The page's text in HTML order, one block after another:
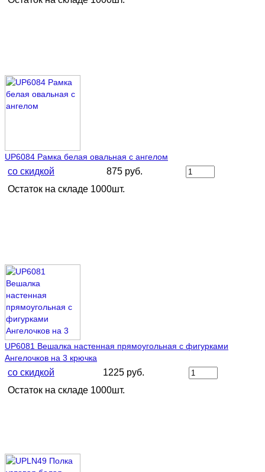
UP6084 Рамка белая овальная с ангелом
со скидкой
875 руб.
Остаток на складе 1000шт.
UP6081 Вешалка настенная прямоугольная с фигурками
Ангелочков на 3 крючка
со скидкой
1225 руб.
Остаток на складе 1000шт.